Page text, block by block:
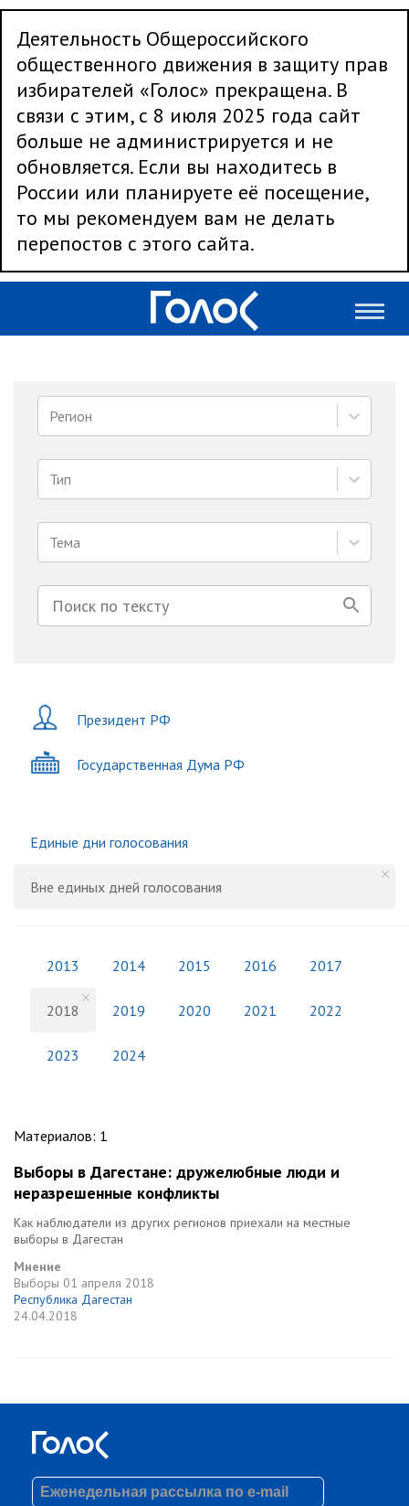
Деятельность Общероссийского
общественного движения в защиту прав
избирателей «Голос» прекращена. В
связи с этим, с 8 июля 2025 года сайт
больше не администрируется и не
обновляется. Если вы находитесь в
России или планируете её посещение,
то мы рекомендуем вам не делать
перепостов с этого сайта.
Регион
Тип
Тема
Президент РФ
Государственная Дума РФ
Единые дни голосования
Вне единых дней голосования
2013 2014 2015 2016 2017
2018 2019 2020 2021 2022
2023 2024
Материалов: 1
Выборы в Дагестане: дружелюбные люди и
неразрешенные конфликты
Как наблюдатели из других регионов приехали на местные
выборы в Дагестан
Мнение
Выборы 01 апреля 2018
Республика Дагестан
24.04.2018